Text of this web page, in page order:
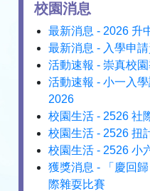
校園消息
最新消息 - 2026 升
最新消息 - 入學申
活動速報 - 崇真校
活動速報 - 小一入
2026
校園生活 - 2526 社
校園生活 - 2526 扭
校園生活 - 2526 小
獲獎消息 - 「慶回
際雜耍比賽